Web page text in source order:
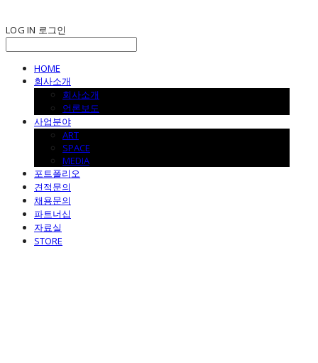
LOG IN 로그인
HOME
회사소개
회사소개
언론보도
사업분야
ART
SPACE
MEDIA
포트폴리오
견적문의
채용문의
파트너십
자료실
STORE